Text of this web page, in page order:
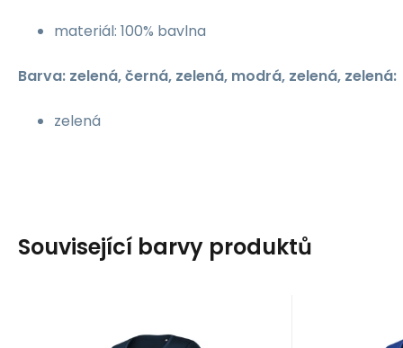
materiál: 100% bavlna
Barva: zelená, černá, zelená, modrá, zelená, zelená:
zelená
Související barvy produktů
Kód:i476_909918
Kód dod.:MLI-F6102
10 - 14 dnů